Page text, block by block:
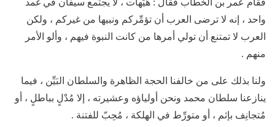
واحد ، إنه لا ترضى العرب أن تؤمِّركم ونبيها من غيركم ، ولكن
العرب لا تمتنع أن تولي أمرها من كانت النبوة فيهم ، وألو الأمر
منهم .
ولنا بذلك على من خالفنا الحجة الظاهرة والسلطان البَيِّن ، فيما
ينازعنا سلطان محمد ونحن أولياؤه وعشيرته ، إلا مُدْلٍ بباطلٍ ، أو
مُتجانِف بإثم ، أو متورِّط في الهلكة ، مُحِبّ للفتنة .